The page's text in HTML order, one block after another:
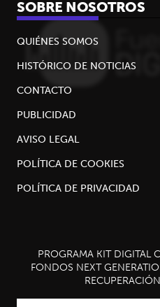
SOBRE NOSOTROS
QUIÉNES SOMOS
HISTÓRICO DE NOTICIAS
CONTACTO
PUBLICIDAD
AVISO LEGAL
POLÍTICA DE COOKIES
POLÍTICA DE PRIVACIDAD
PROGRAMA KIT DIGITAL
FONDOS NEXT